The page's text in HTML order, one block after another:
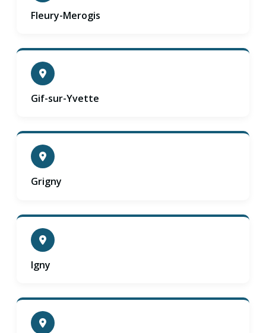
Fleury-Merogis
Gif-sur-Yvette
Grigny
Igny